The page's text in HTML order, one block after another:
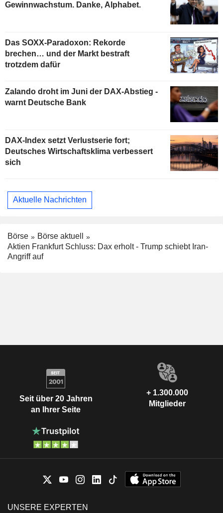
Gewinnwachstum. Danke, Alphabet.
Das SOXX-Paradoxon: Rekorde
brechen… und der Markt bestraft
trotzdem dafür
Zalando droht im Juni der DAX-Abstieg -
warnt Deutsche Bank
DAX-Index setzt Verlustserie fort;
Deutsches Wirtschaftsklima verbessert
sich
Aktuelle Nachrichten
Börse
Börse aktuell
Aktien Frankfurt Schluss: Dax erholt - Trump schiebt Iran-
Angriff auf
Seit über 20 Jahren
an Ihrer Seite
+ 1.300.000
Mitglieder
UNSERE EXPERTEN